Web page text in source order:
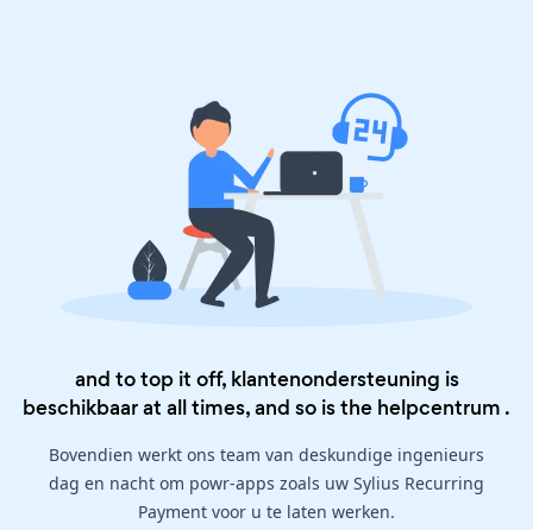
and to top it off, klantenondersteuning is
beschikbaar at all times, and so is the helpcentrum .
Bovendien werkt ons team van deskundige ingenieurs
dag en nacht om powr-apps zoals uw Sylius Recurring
Payment voor u te laten werken.